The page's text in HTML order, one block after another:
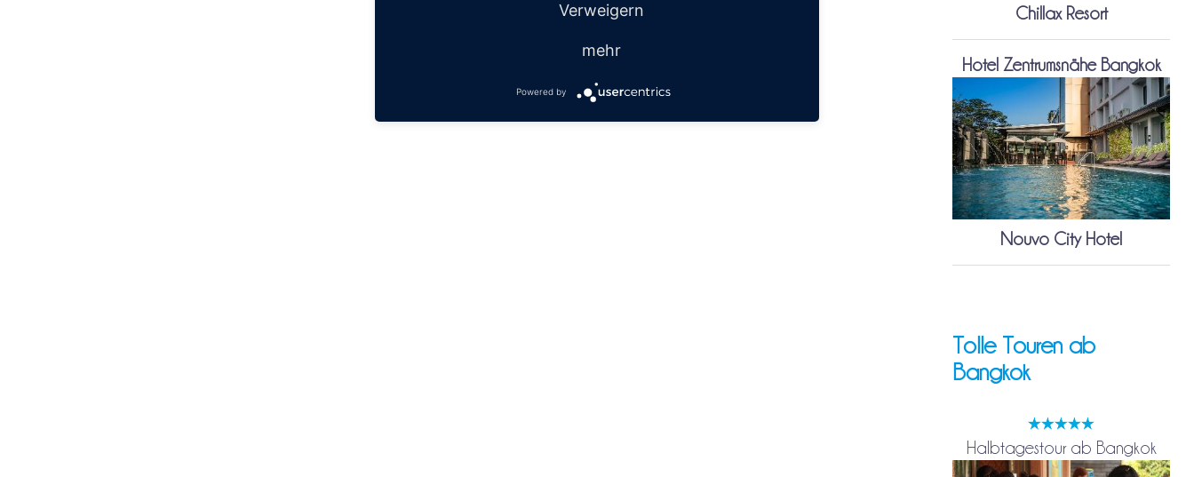
Chillax Resort
Hotel Zentrumsnähe Bangkok
Nouvo City Hotel
Tolle Touren ab
Bangkok
Halbtagestour ab Bangkok
Verweigern
mehr
Powered by